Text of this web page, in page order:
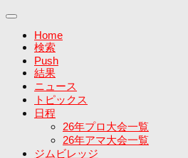
Home
検索
Push
結果
ニュース
トピックス
日程
26年プロ大会一覧
26年アマ大会一覧
ジムビレッジ